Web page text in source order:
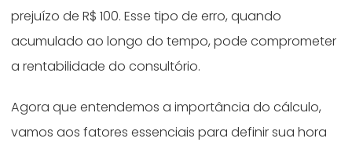
prejuízo de R$ 100. Esse tipo de erro, quando
acumulado ao longo do tempo, pode comprometer
a rentabilidade do consultório.
Agora que entendemos a importância do cálculo,
vamos aos fatores essenciais para definir sua hora